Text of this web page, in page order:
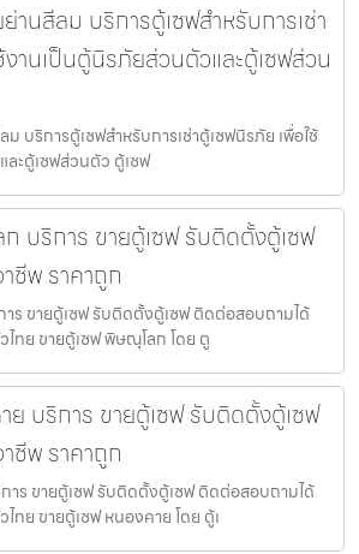
านสีลม บริการตู้เซฟสำหรับการเช่า
งานเป็นตู้นิรภัยส่วนตัวและตู้เซฟส่วน
บริการตู้เซฟสำหรับการเช่าตู้เซฟนิรภัย เพื่อใช้
ะตู้เซฟส่วนตัว ตู้เซฟ
บริการ ขายตู้เซฟ รับติดตั้งตู้เซฟ
ชีพ ราคาถูก
ร ขายตู้เซฟ รับติดตั้งตู้เซฟ ติดต่อสอบถามได้
ทย ขายตู้เซฟ พิษณุโลก โดย ตู
ย บริการ ขายตู้เซฟ รับติดตั้งตู้เซฟ
ชีพ ราคาถูก
าร ขายตู้เซฟ รับติดตั้งตู้เซฟ ติดต่อสอบถามได้
ทย ขายตู้เซฟ หนองคาย โดย ตู้เ